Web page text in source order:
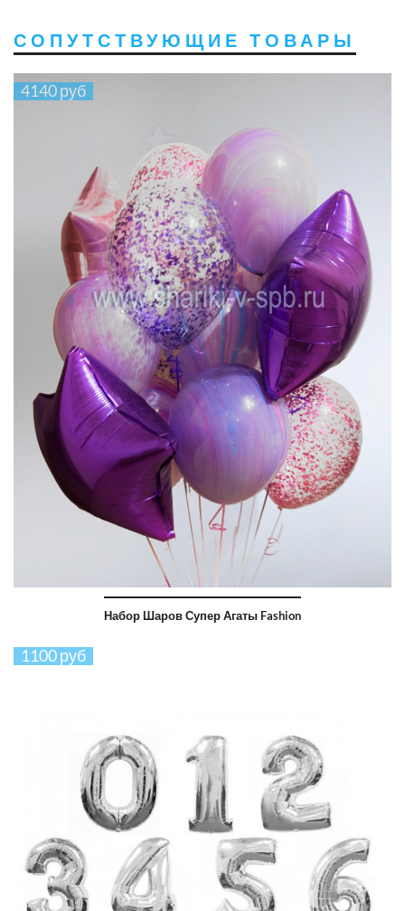
СОПУТСТВУЮЩИЕ ТОВАРЫ
4140 руб
Набор Шаров Супер Агаты Fashion
1100 руб